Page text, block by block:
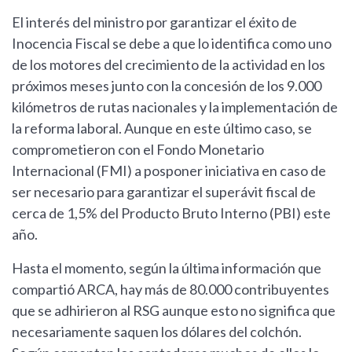
El interés del ministro por garantizar el éxito de
Inocencia Fiscal se debe a que lo identifica como uno
de los motores del crecimiento de la actividad en los
próximos meses junto con la concesión de los 9.000
kilómetros de rutas nacionales y la implementación de
la reforma laboral. Aunque en este último caso, se
comprometieron con el Fondo Monetario
Internacional (FMI) a posponer iniciativa en caso de
ser necesario para garantizar el superávit fiscal de
cerca de 1,5% del Producto Bruto Interno (PBI) este
año.
Hasta el momento, según la última información que
compartió ARCA, hay más de 80.000 contribuyentes
que se adhirieron al RSG aunque esto no significa que
necesariamente saquen los dólares del colchón.